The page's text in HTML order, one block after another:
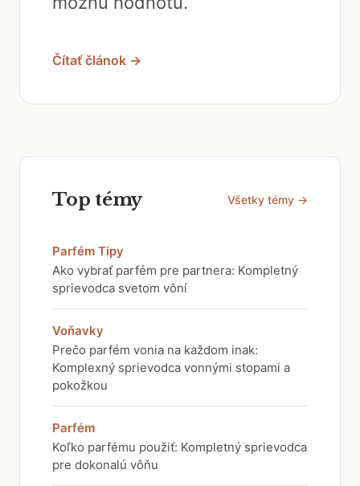
Čítať článok →
Top témy Všetky témy →
Parfém Tipy
Ako vybrať parfém pre partnera: Kompletný
sprievodca svetom vôní
Voňavky
Prečo parfém vonia na každom inak:
Komplexný sprievodca vonnými stopami a
pokožkou
Parfém
Koľko parfému použiť: Kompletný sprievodca
pre dokonalú vôňu